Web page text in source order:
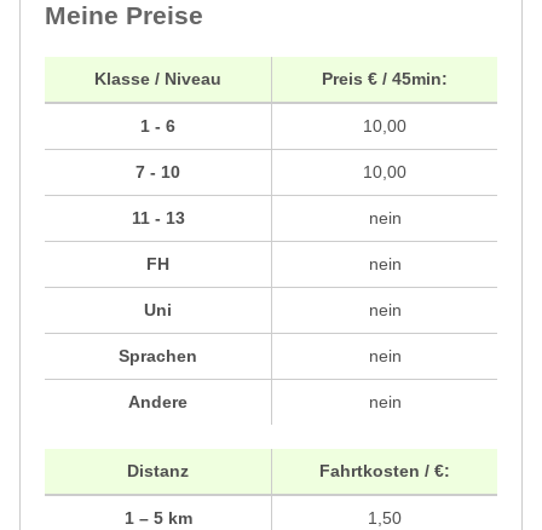
Meine Preise
Klasse / Niveau
1 - 6
7 - 10
11 - 13
FH
Uni
Sprachen
Andere
Preis € / 45min:
10,00
10,00
nein
nein
nein
nein
nein
Distanz
1 – 5 km
Fahrtkosten / €:
1,50